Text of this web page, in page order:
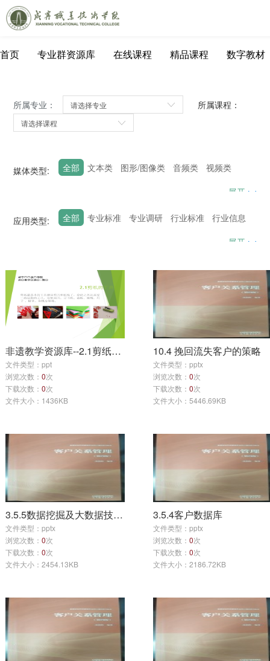
首页 专业群资源库 在线课程 精品课程 数字教材
所属专业： 所属课程：
媒体类型: 全部 文本类 图形/图像类 音频类
视频类
展开
应用类型: 全部 专业标准 专业调研 行业标准
行业信息
教学课件 工程录像
电子挂图
教学动画
教学案例 习题作业
实验/实训/实习
电子教材
文献资料 名词术语
学生作品
试卷 教学系统 教学音频
专业调研报告
专业人才培养方案
专业建设基本要求
行业法规
行业动态
说课录像
典型资源（企业案例、技术资料等）
实训指导书
企业培训 实践资源
展开
非遗教学资源库--2.1剪纸工具和技法
文件类型：ppt
浏览次数： 0次
下载次数： 0次
文件大小：1436KB
10.4 挽回流失客户的策略
文件类型：pptx
浏览次数： 0次
下载次数： 0次
文件大小：5446.69KB
3.5.5数据挖掘及大数据技术在客户信息管理中的应用
文件类型：pptx
浏览次数： 0次
下载次数： 0次
文件大小：2454.13KB
3.5.4客户数据库
文件类型：pptx
浏览次数： 0次
下载次数： 0次
文件大小：2186.72KB